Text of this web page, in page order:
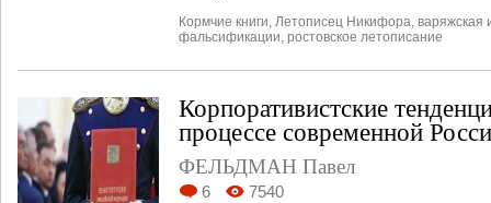
Кормчие книги Летописец Никифора варяжская
фальсификации ростовское летописание
Корпоративистские
процессе современной
ФЕЛЬДМАН Павел
6 7540